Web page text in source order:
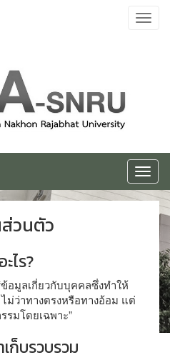
Toggle
Toggle
วนตัว
ไร?
อมูลเกี่ยวกับบุคคลซึ่งทำให้
ว่าทางตรงหรือทางอ้อม แต่
รมโดยเฉพาะ”
ก็บรวบรวม